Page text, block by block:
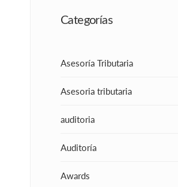
Categorías
Asesoría Tributaria
Asesoria tributaria
auditoria
Auditoría
Awards